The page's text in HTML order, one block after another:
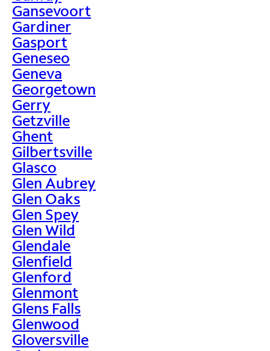
Gansevoort
Gardiner
Gasport
Geneseo
Geneva
Georgetown
Gerry
Getzville
Ghent
Gilbertsville
Glasco
Glen Aubrey
Glen Oaks
Glen Spey
Glen Wild
Glendale
Glenfield
Glenford
Glenmont
Glens Falls
Glenwood
Gloversville